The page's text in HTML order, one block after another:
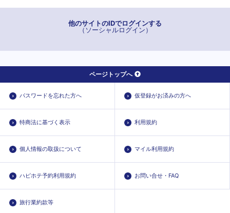
他のサイトのIDでログインする
（ソーシャルログイン）
ページトップへ
パスワードを忘れた方へ 仮登録がお済みの方へ
特商法に基づく表示 利用規約
個人情報の取扱について マイル利用規約
ハピホテ予約利用規約 お問い合せ・FAQ
旅行業約款等